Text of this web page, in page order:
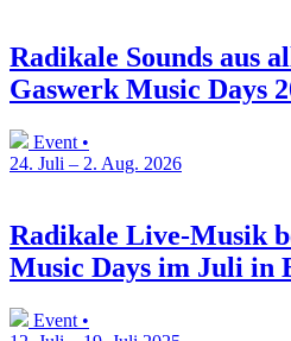
Radikale Sounds aus
Gaswerk Music Days
Event •
24. Juli – 2. Aug. 2026
Radikale Live-Musik
Music Days im Juli in
Event •